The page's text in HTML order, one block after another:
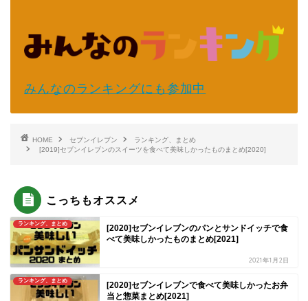
みんなのランキングにも参加中
HOME セブンイレブン
ランキング、まとめ
[2019]セブンイレブンのスイーツを食べて美味しかったものまとめ[2020]
こっちもオススメ
ランキング、まとめ
[2020]セブンイレブンのパンとサンドイッチで食
べて美味しかったものまとめ[2021]
2021年1月2日
ランキング、まとめ
[2020]セブンイレブンで食べて美味しかったお弁
当と惣菜まとめ[2021]